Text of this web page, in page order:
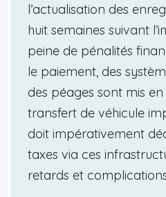
l’actualisation des
huit semaines suivant
peine de pénalités
le paiement, des
des péages sont mis
transfert de véhicule
doit impérativement
taxes via ces
retards et